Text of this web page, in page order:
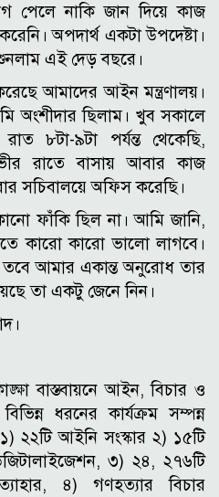
পেলে নাকি জান দিয়ে কাজ
অপদার্থ একটা উপদেষ্টা।
এই দেড় বছরে।
আমাদের আইন মন্ত্রণালয়।
অংশীদার ছিলাম। খুব সকালে
৮টা-৯টা পর্যন্ত থেকেছি,
রাতে বাসায় আবার কাজ
সচিবালয়ে অফিস করেছি।
ফাঁকি ছিল না। আমি জানি,
কারো কারো ভালো লাগবে।
তবে আমার একান্ত অনুরোধ তার
তা একটু জেনে নিন।
বাস্তবায়নে আইন, বিচার ও
ধরনের কার্যক্রম সম্পন্ন
আইনি সংস্কার ২) ১৫টি
৩) ২৪, ২৭৬টি
৪) গণহত্যার বিচার